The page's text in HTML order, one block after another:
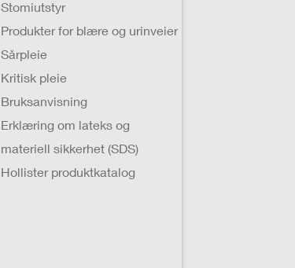
Stomiutstyr
Produkter for blære og urinveier
Sårpleie
Kritisk pleie
Bruksanvisning
Erklæring om lateks og
materiell sikkerhet (SDS)
Hollister produktkatalog